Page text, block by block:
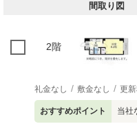
間取り図
2階
礼金なし 敷金なし 更
おすすめポイント 当社